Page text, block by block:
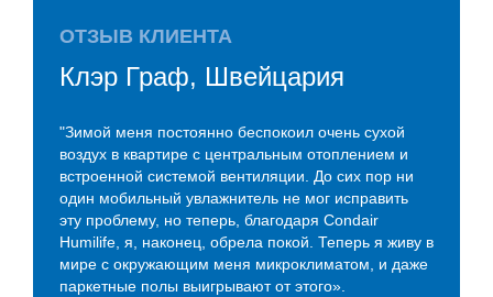
ОТЗЫВ КЛИЕНТА
Клэр Граф, Швейцария
"Зимой меня постоянно беспокоил очень сухой
воздух в квартире с центральным отоплением и
встроенной системой вентиляции. До сих пор ни
один мобильный увлажнитель не мог исправить
эту проблему, но теперь, благодаря Condair
Humilife, я, наконец, обрела покой. Теперь я живу в
мире с окружающим меня микроклиматом, и даже
паркетные полы выигрывают от этого».